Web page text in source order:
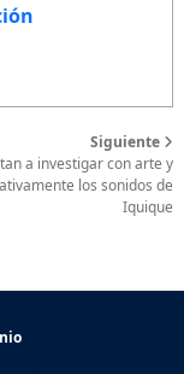
Siguiente
a investigar con arte y
los sonidos de
Iquique